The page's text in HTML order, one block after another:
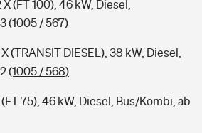
(FT 100), 46 kW, Diesel,
(1005 / 567)
(TRANSIT DIESEL), 38 kW, Diesel,
(1005 / 568)
(FT 75), 46 kW, Diesel, Bus/Kombi, ab